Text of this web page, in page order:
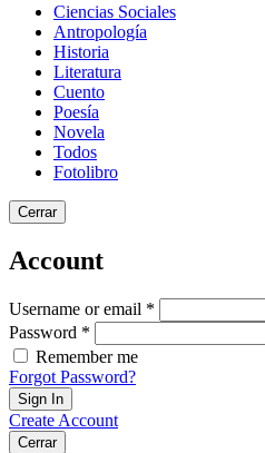
Ciencias Sociales
Antropología
Historia
Literatura
Cuento
Poesía
Novela
Todos
Fotolibro
Cerrar
Account
Username or email *
Password *
Remember me
Forgot Password?
Sign In
Create Account
Cerrar